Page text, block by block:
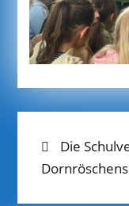
BEITRAGS-
Previous
post:
Die